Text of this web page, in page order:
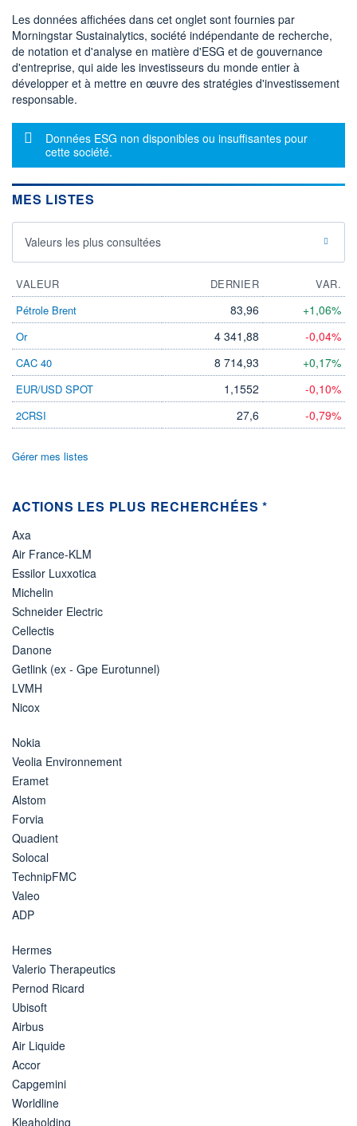
32,2000 39,0000
RENDEMENT
ESTIMÉ 2026
-
PER ESTIMÉ
2026
-
DERNIER
DIVIDENDE
DATE
14/05/25
PROCHAIN
DIVIDENDE
-
ÉLIGIBILITÉ
PEA
PEA-PME
CTO BUSINESS
+ ALERTE + PORTEFEUILLE + LISTE
Les données affichées dans cet onglet sont fournies par
Morningstar Sustainalytics, société indépendante de recherche,
de notation et d'analyse en matière d'ESG et de gouvernance
d'entreprise, qui aide les investisseurs du monde entier à
développer et à mettre en œuvre des stratégies d'investissement
responsable.
Message d'information
Données ESG non disponibles ou insuffisantes pour
cette société.
MES LISTES
Valeurs les plus consultées
VALEUR DERNIER
VAR.
Pétrole Brent
83,96 +1,06%
Or 4 341,88 -0,04%
CAC 40 8 714,93 +0,17%
EUR/USD SPOT 1,1552 -0,10%
2CRSI 27,6 -0,79%
Gérer mes listes
ACTIONS LES PLUS RECHERCHÉES *
Axa
Air France-KLM
Essilor Luxxotica
Michelin
Schneider Electric
Cellectis
Danone
Getlink (ex - Gpe Eurotunnel)
LVMH
Nicox
Nokia
Veolia Environnement
Eramet
Alstom
Forvia
Quadient
Solocal
TechnipFMC
Valeo
ADP
Hermes
Valerio Therapeutics
Pernod Ricard
Ubisoft
Airbus
Air Liquide
Accor
Capgemini
Worldline
Kleaholding